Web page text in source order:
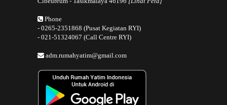
Phone
- 0265-2351868 (Pusat Kegiatan RYI)
- 021-51324067 (Call Centre RYI)
adm.rumahyatim@gmail.com